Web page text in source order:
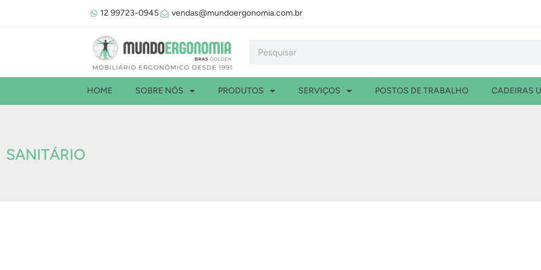
12 99723-0945 vendas@mundoergonomia.com.br
Pesquisar
HOME SOBRE NÓS PRODUTOS SERVIÇOS POSTOS DE TRABALHO CADEIRAS
SANITÁRIO